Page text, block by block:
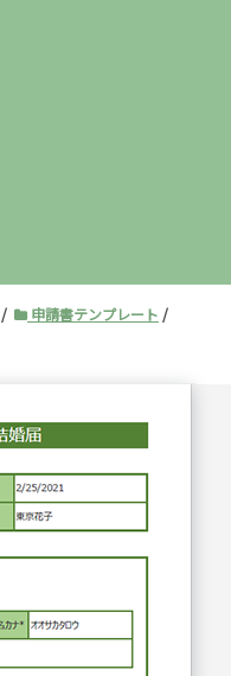
申請書テンプレート